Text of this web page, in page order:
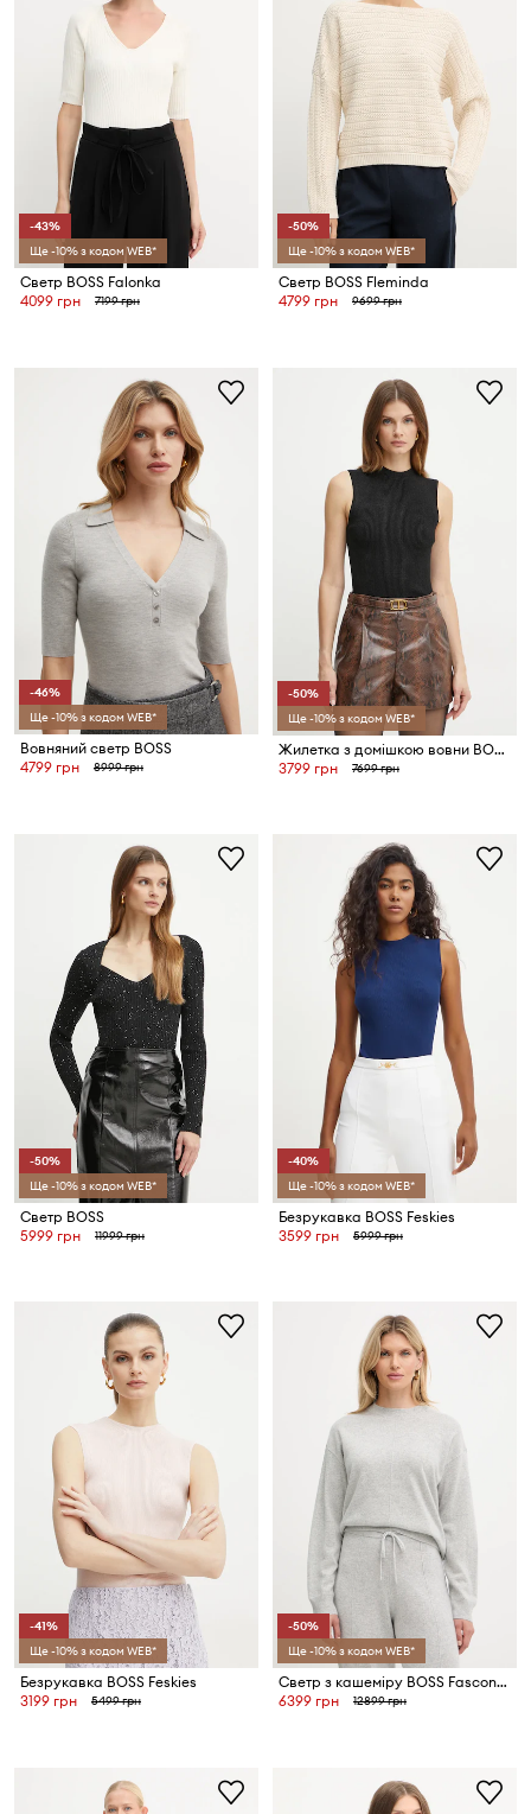
-43%
Ще -10% з кодом WEB*
Светр BOSS Falonka
4099 грн
7199 грн
-50%
Ще -10% з кодом WEB*
Светр BOSS Fleminda
4799 грн
9699 грн
-46%
Ще -10% з кодом WEB*
Вовняний светр BOSS
4799 грн
8999 грн
-50%
Ще -10% з кодом WEB*
Жилетка з домішкою вовни BOSS
3799 грн
7699 грн
-50%
Ще -10% з кодом WEB*
Светр BOSS
5999 грн
11999 грн
-40%
Ще -10% з кодом WEB*
Безрукавка BOSS Feskies
3599 грн
5999 грн
-41%
Ще -10% з кодом WEB*
Безрукавка BOSS Feskies
3199 грн
5499 грн
-50%
Ще -10% з кодом WEB*
Светр з кашеміру BOSS Fascona
6399 грн
12899 грн